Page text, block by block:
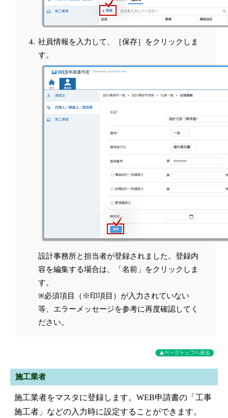
社員情報を入力して、［保存］をクリックしま
す。
設計事務所と担当者が登録されました。登録内
容を編集する場合は、「名前」をクリックしま
す。
※必須項目（※印項目）が入力されていない
等、エラーメッセージを参考に再度確認してく
ださい。
施工業者
施工業者をマスタに登録します。WEB申請書の「工事
施工者」などの入力時に設定することができます。